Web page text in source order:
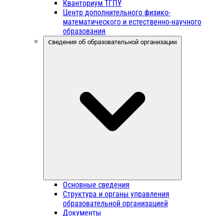
Кванториум ТГПУ
Центр дополнительного физико-
математического и естественно-научного
образования
Сведения об образовательной организации
Основные сведения
Структура и органы управления
образовательной организацией
Документы